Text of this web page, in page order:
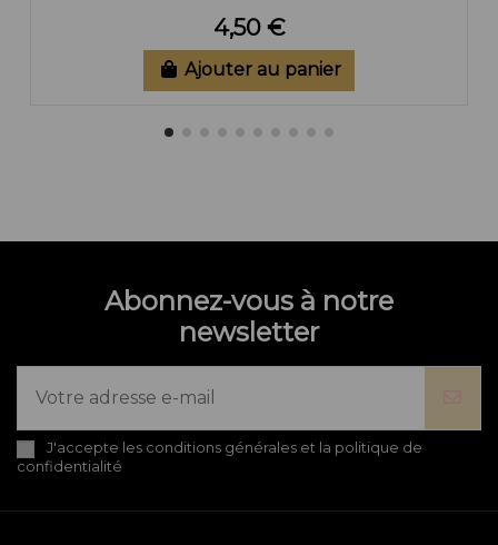
4,50 €
Ajouter au panier
Abonnez-vous à notre
newsletter
J'accepte les conditions générales et la politique de
confidentialité